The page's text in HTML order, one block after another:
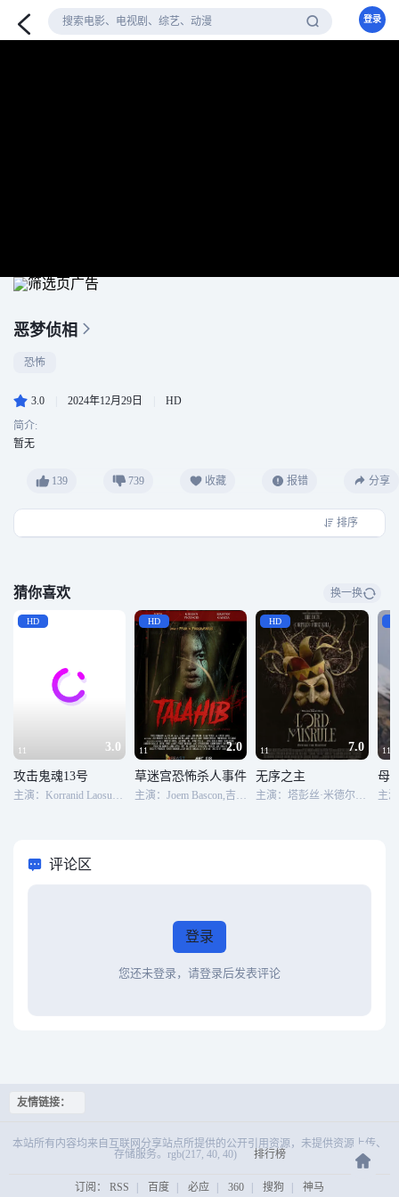
登录
恶梦侦相
恐怖
3.0 2024年12月29日
HD
简介:
暂无
139 739 收藏 报错 分享
排序
猜你喜欢 换一换
11 3.0
HD
攻击鬼魂13号
主演：Korranid Laosubinprasoet,Veerinsara Tangkitsuvanich,Nichapalak Thongkham
11 2.0
HD
草迷宫恐怖杀人事件
主演：Joem Bascon,吉莉安·维森乔,Kristof Garcia
11 7.0
HD
无序之主
主演：塔彭丝·米德尔顿,拉尔夫·伊内森,马特·斯托克
11
母
评论区
登录
您还未登录，请登录后发表评论
友情链接：
本站所有内容均来自互联网分享站点所提供的公开引用资源，未提供资源上传、
存储服务。rgb(217, 40, 40)
排行榜
订阅： RSS 百度 必应 360 搜狗 神马